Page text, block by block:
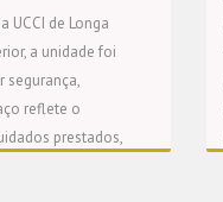
UCCI de Longa
a unidade foi
segurança,
reflete o
prestados,